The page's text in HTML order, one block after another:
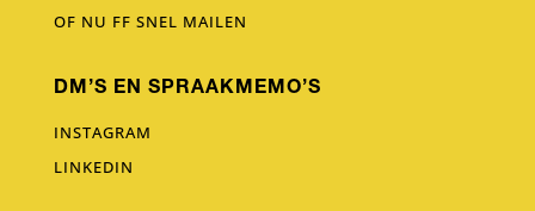
OF NU FF SNEL MAILEN
DM’S EN SPRAAKMEMO’S
INSTAGRAM
LINKEDIN